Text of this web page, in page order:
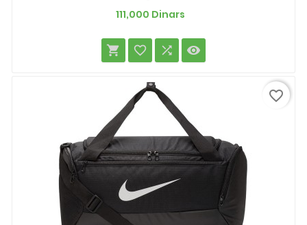
111,000 Dinars
   
favorite_border